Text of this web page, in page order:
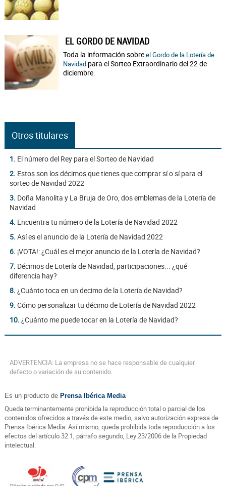
EL GORDO DE NAVIDAD
Toda la información sobreel Gordo de la Lotería de
Navidad para el Sorteo Extraordinario del 22 de
diciembre.
Otros titulares
1. El número del Rey para el Sorteo de Navidad
2. Estos son los décimos que tienes que comprar sí o sí para el
sorteo de Navidad 2022
3. Doña Manolita y La Bruja de Oro, dos emblemas de la Lotería de
Navidad
4. Encuentra tu número de la Lotería de Navidad 2022
5. Así es el anuncio de la Lotería de Navidad 2022
6. ¡VOTA!: ¿Cuál es el mejor anuncio de la Lotería de Navidad?
7. Décimos de Lotería de Navidad, participaciones... ¿qué
diferencia hay?
8. ¿Cuánto toca en un decimo de la Lotería de Navidad?
9. Cómo personalizar tu décimo de Lotería de Navidad 2022
10. ¿Cuánto me puede tocar en la Lotería de Navidad?
ADVERTENCIA: La empresa no se hace responsable de cualquier
defecto o variación de su contenido.
Es un producto de Prensa Ibérica Media
Queda terminantemente prohibida la reproducción total o parcial de los
contenidos ofrecidos a través de este medio, salvo autorización expresa de
Prensa Ibérica Media. Así mismo, queda prohibida toda reproducción a los
efectos del artículo 32.1, párrafo segundo, Ley 23/2006 de la Propiedad
intelectual.